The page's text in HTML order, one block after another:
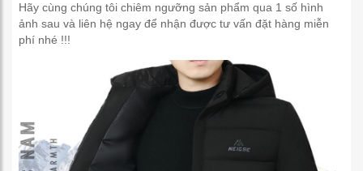
Hãy cùng chúng tôi chiêm ngưỡng sản phẩm qua 1 số hình
ảnh sau và liên hệ ngay để nhận được tư vấn đặt hàng miễn
phí nhé !!!